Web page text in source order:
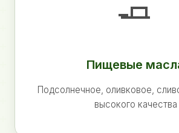
🧈
Пищевые
Подсолнечное, оливковое,
высокого качества